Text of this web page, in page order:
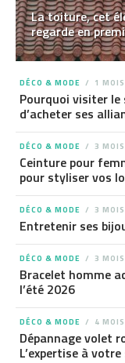
La toiture, cet
regarde en
DÉCO & MODE 1
Pourquoi visiter
d’acheter ses
DÉCO & MODE 3
Ceinture pour
pour styliser vos
DÉCO & MODE 3
Entretenir ses
DÉCO & MODE 3
Bracelet homme
l’été 2026
DÉCO & MODE 4
Dépannage volet
L’expertise à